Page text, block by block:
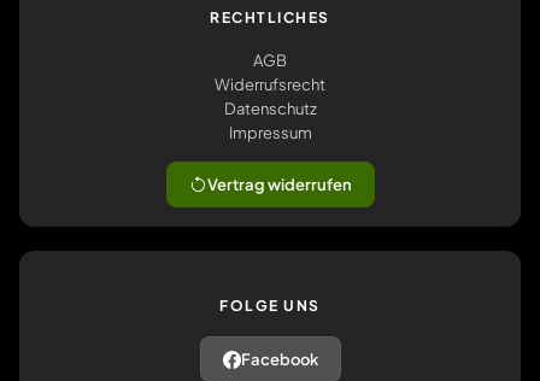
RECHTLICHES
AGB
Widerrufsrecht
Datenschutz
Impressum
Vertrag widerrufen
FOLGE UNS
Facebook